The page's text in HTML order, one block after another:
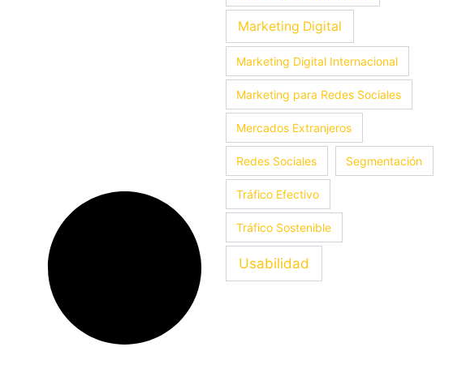
Marketing Digital
Marketing Digital Internacional
Marketing para Redes Sociales
Mercados Extranjeros
Redes Sociales Segmentación
Tráfico Efectivo
Tráfico Sostenible
Usabilidad